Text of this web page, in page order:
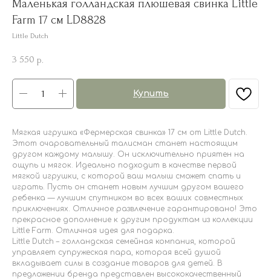
Маленькая голландская плюшевая свинка Little
Farm 17 см LD8828
Little Dutch
3 550 р.
Купить
Мягкая игрушка «Фермерская свинка» 17 см от Little Dutch.
Этот очаровательный талисман станет настоящим
другом каждому малышу. Он исключительно приятен на
ощупь и мягок. Идеально подходит в качестве первой
мягкой игрушки, с которой ваш малыш сможет спать и
играть. Пусть он станет новым лучшим другом вашего
ребенка — лучшим спутником во всех ваших совместных
приключениях. Отличное развлечение гарантировано! Это
прекрасное дополнение к другим продуктам из коллекции
Little Farm. Отличная идея для подарка.
Little Dutch – голландская семейная компания, которой
управляет супружеская пара, которая всей душой
вкладывает силы в создание товаров для детей. В
предложении бренда представлен высококачественный